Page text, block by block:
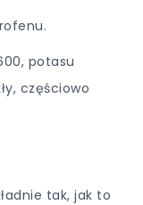
potasu
częściowo
tak, jak to